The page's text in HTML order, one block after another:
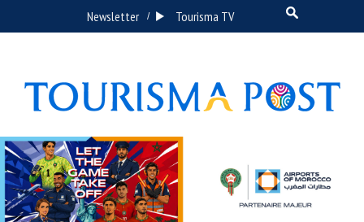
Newsletter / Tourisma TV